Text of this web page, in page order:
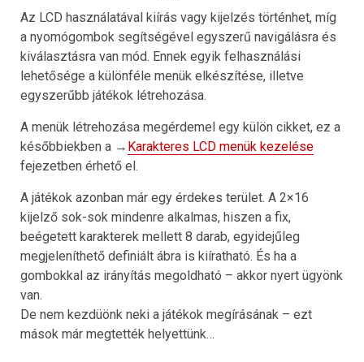
Az LCD használatával kiírás vagy kijelzés történhet, míg
a nyomógombok segítségével egyszerű navigálásra és
kiválasztásra van mód. Ennek egyik felhasználási
lehetősége a különféle menük elkészítése, illetve
egyszerűbb játékok létrehozása.
A menük létrehozása megérdemel egy külön cikket, ez a
későbbiekben a → Karakteres LCD menük kezelése
fejezetben érhető el.
A játékok azonban már egy érdekes terület. A 2×16
kijelző sok-sok mindenre alkalmas, hiszen a fix,
beégetett karakterek mellett 8 darab, egyidejűleg
megjeleníthető definiált ábra is kiíratható. És ha a
gombokkal az irányítás megoldható – akkor nyert ügyönk
van.
De nem kezdüönk neki a játékok megírásának – ezt
mások már megtették helyettünk…